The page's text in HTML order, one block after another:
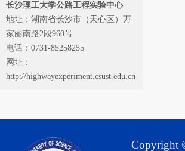
长沙理工大学公路工程实验中心
地址：湖南省长沙市（天心区）万
家丽南路2段960号
电话：0731-85258255
网址：
http://highwayexperiment.csust.edu.cn
Copyright